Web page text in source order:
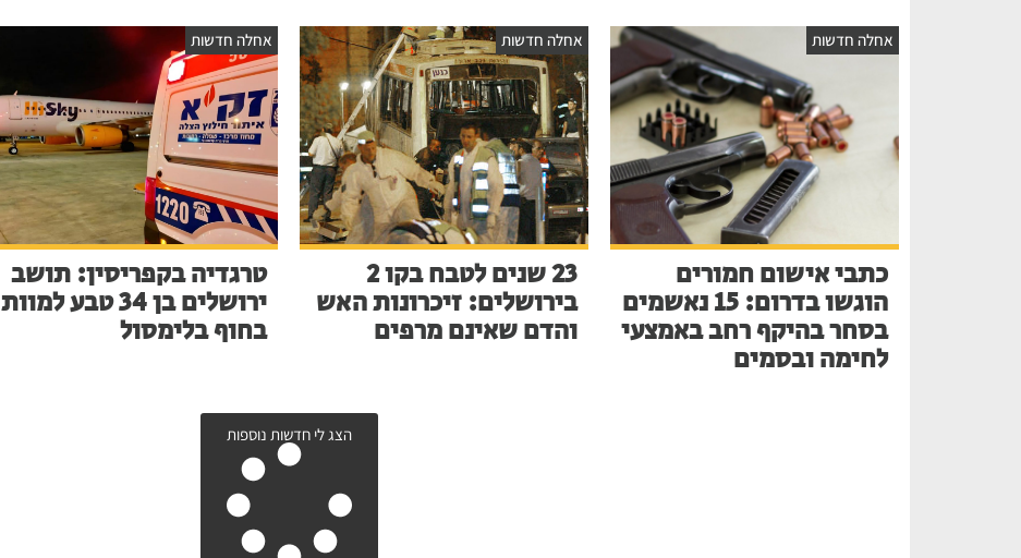
אחלה חדשות
כתבי אישום חמורים
הוגשו בדרום: 15 נאשמים
בסחר בהיקף רחב באמצעי
לחימה ובסמים
אחלה חדשות
23 שנים לטבח בקו 2
בירושלים: זיכרונות האש
והדם שאינם מרפים
אחלה חדשות
טרגדיה בקפריסין: תושב
ירושלים בן 34 טבע למוות
בחוף בלימסול
הצג לי חדשות נוספות